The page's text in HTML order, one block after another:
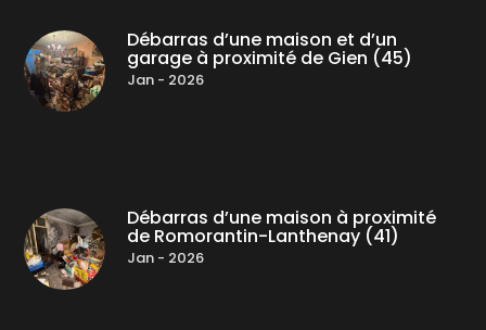
Débarras d’une maison et d’un
garage à proximité de Gien (45)
Jan - 2026
Débarras d’une maison à proximité
de Romorantin-Lanthenay (41)
Jan - 2026